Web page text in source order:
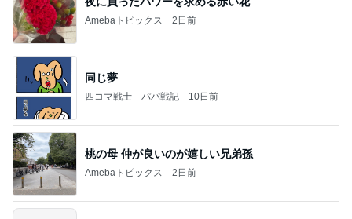
Amebaトピックス 2日前
同じ夢
四コマ戦士 パパ戦記 10日前
桃の母 仲が良いのが嬉しい兄弟孫
Amebaトピックス 2日前